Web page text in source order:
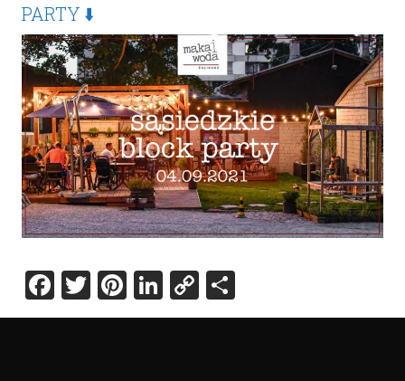
PARTY ⬇️
Facebook
Twitter
Pinterest
LinkedIn
Copy
Link
Share